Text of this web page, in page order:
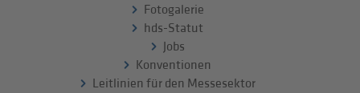
Fotogalerie
hds-Statut
Jobs
Konventionen
Leitlinien für den Messesektor